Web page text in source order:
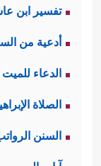
تفسير ابن
أدعية من
الدعاء للميت
الصلاة
السنن